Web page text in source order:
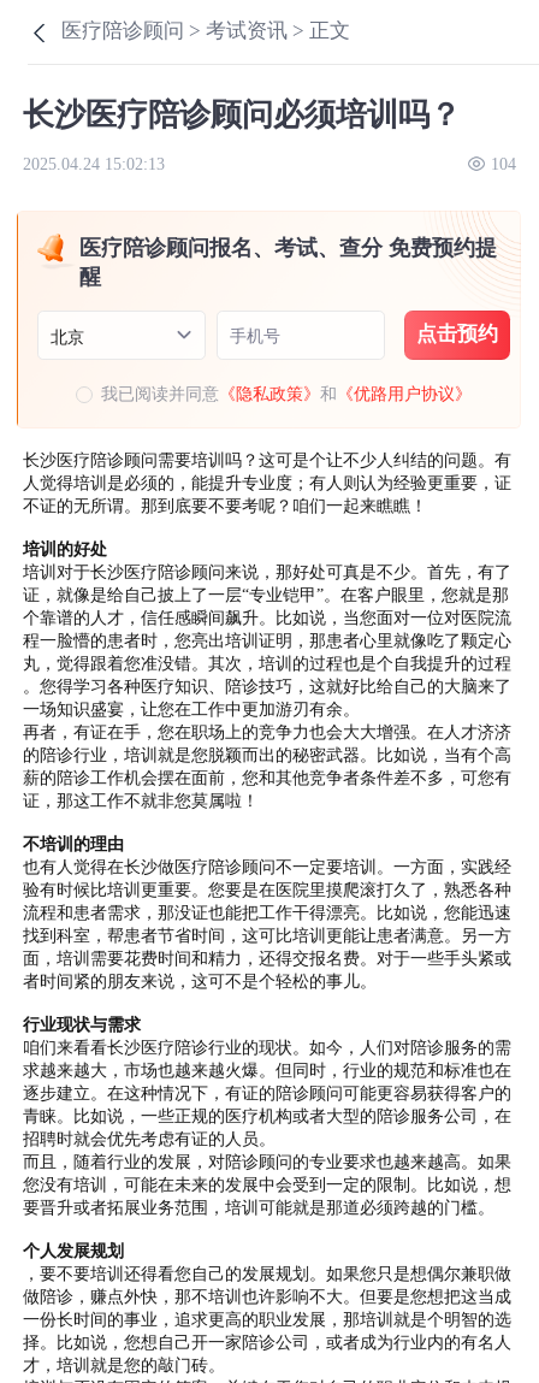
医疗陪诊顾问 >考试资讯 > 正文
长沙医疗陪诊顾问必须培训吗？
2025.04.24 15:02:13 104
医疗陪诊顾问报名、考试、查分 免费预约提
醒
北京 手机号 点击预约
我已阅读并同意 《隐私政策》和 《优路用户协议》
长沙医疗陪诊顾问需要培训吗？这可是个让不少人纠结的问题。有
人觉得培训是必须的，能提升专业度；有人则认为经验更重要，证
不证的无所谓。那到底要不要考呢？咱们一起来瞧瞧！
培训的好处
培训对于长沙医疗陪诊顾问来说，那好处可真是不少。首先，有了
证，就像是给自己披上了一层“专业铠甲”。在客户眼里，您就是那
个靠谱的人才，信任感瞬间飙升。比如说，当您面对一位对医院流
程一脸懵的患者时，您亮出培训证明，那患者心里就像吃了颗定心
丸，觉得跟着您准没错。其次，培训的过程也是个自我提升的过程
。您得学习各种医疗知识、陪诊技巧，这就好比给自己的大脑来了
一场知识盛宴，让您在工作中更加游刃有余。
再者，有证在手，您在职场上的竞争力也会大大增强。在人才济济
的陪诊行业，培训就是您脱颖而出的秘密武器。比如说，当有个高
薪的陪诊工作机会摆在面前，您和其他竞争者条件差不多，可您有
证，那这工作不就非您莫属啦！
不培训的理由
也有人觉得在长沙做医疗陪诊顾问不一定要培训。一方面，实践经
验有时候比培训更重要。您要是在医院里摸爬滚打久了，熟悉各种
流程和患者需求，那没证也能把工作干得漂亮。比如说，您能迅速
找到科室，帮患者节省时间，这可比培训更能让患者满意。另一方
面，培训需要花费时间和精力，还得交报名费。对于一些手头紧或
者时间紧的朋友来说，这可不是个轻松的事儿。
行业现状与需求
咱们来看看长沙医疗陪诊行业的现状。如今，人们对陪诊服务的需
求越来越大，市场也越来越火爆。但同时，行业的规范和标准也在
逐步建立。在这种情况下，有证的陪诊顾问可能更容易获得客户的
青睐。比如说，一些正规的医疗机构或者大型的陪诊服务公司，在
招聘时就会优先考虑有证的人员。
而且，随着行业的发展，对陪诊顾问的专业要求也越来越高。如果
您没有培训，可能在未来的发展中会受到一定的限制。比如说，想
要晋升或者拓展业务范围，培训可能就是那道必须跨越的门槛。
个人发展规划
，要不要培训还得看您自己的发展规划。如果您只是想偶尔兼职做
做陪诊，赚点外快，那不培训也许影响不大。但要是您想把这当成
一份长时间的事业，追求更高的职业发展，那培训就是个明智的选
择。比如说，您想自己开一家陪诊公司，或者成为行业内的有名人
才，培训就是您的敲门砖。